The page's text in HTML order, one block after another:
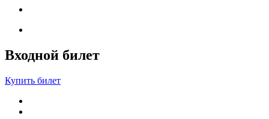
Входной билет
Купить билет